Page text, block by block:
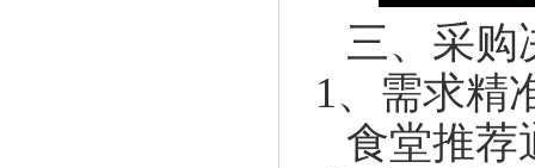
三、采购
1、需求精
食堂推荐